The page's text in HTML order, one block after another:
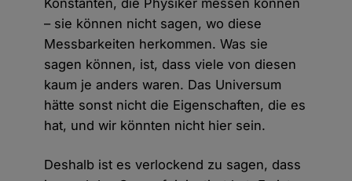
Konstanten, die Physiker messen können
– sie können nicht sagen, wo diese
Messbarkeiten herkommen. Was sie
sagen können, ist, dass viele von diesen
kaum je anders waren. Das Universum
hätte sonst nicht die Eigenschaften, die es
hat, und wir könnten nicht hier sein.
Deshalb ist es verlockend zu sagen, dass